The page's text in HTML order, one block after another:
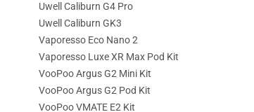
Uwell Caliburn G4 Pro
Uwell Caliburn GK3
Vaporesso Eco Nano 2
Vaporesso Luxe XR Max Pod Kit
VooPoo Argus G2 Mini Kit
VooPoo Argus G2 Pod Kit
VooPoo VMATE E2 Kit